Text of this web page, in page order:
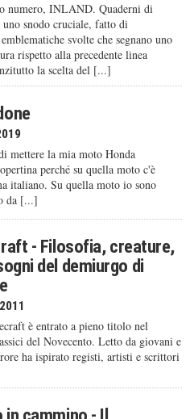
numero, INLAND. Quaderni di
snodo cruciale, fatto di
svolte che segnano uno
rispetto alla precedente linea
la scelta del [...]
mettere la mia moto Honda
perché su quella moto c'è
italiano. Su quella moto io sono
da [...]
- Filosofia, creature,
del demiurgo di
è entrato a pieno titolo nel
del Novecento. Letto da giovani e
ha ispirato registi, artisti e scrittori